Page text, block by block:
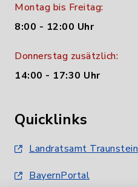
Montag bis Freitag:
8:00 - 12:00 Uhr
Donnerstag zusätzlich:
14:00 - 17:30 Uhr
Quicklinks
Landratsamt Traunstein
BayernPortal